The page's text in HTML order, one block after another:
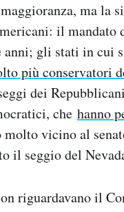
ma la
il mandato
anni; gli stati in cui
più conservatori
dei
che hanno
molto vicino al
il seggio del
riguardavano il